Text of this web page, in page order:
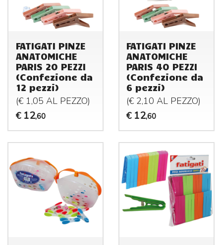
FATIGATI PINZE
ANATOMICHE
PARIS 20 PEZZI
(Confezione da
12 pezzi)
(€ 1,05 AL PEZZO)
€ 12,60
FATIGATI PINZE
ANATOMICHE
PARIS 40 PEZZI
(Confezione da
6 pezzi)
(€ 2,10 AL PEZZO)
€ 12,60